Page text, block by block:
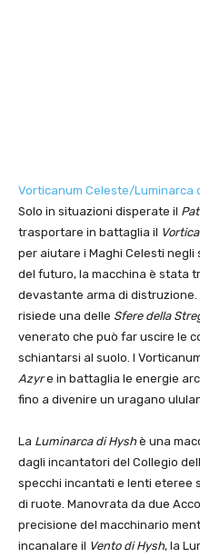
Vorticanum Celeste/Luminarca
Solo in situazioni disperate il
trasportare in battaglia il
per aiutare i Maghi Celesti
del futuro, la macchina è stata
devastante arma di
risiede una delle Sfere della
venerato che può far uscire le
schiantarsi al suolo. I
Azyre in battaglia le energie
fino a divenire un uragano
La Luminarca di Hysh è una
dagli incantatori del Collegio
specchi incantati e lenti eteree
di ruote. Manovrata da due
precisione del macchinario
incanalare il Vento di Hysh, la